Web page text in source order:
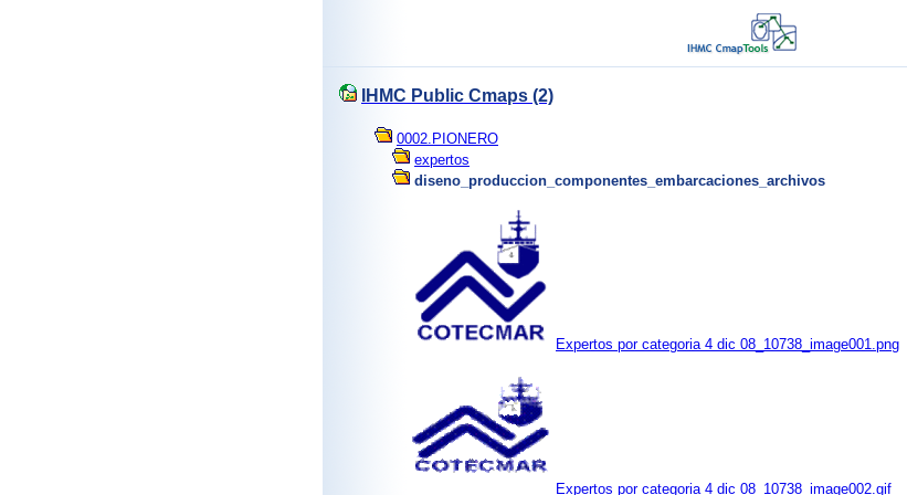
IHMC Public Cmaps (2)
0002.PIONERO
expertos
diseno_produccion_componentes_embarcaciones_archivos
Expertos por categoria 4 dic 08_10738_image001.png
Expertos por categoria 4 dic 08_10738_image002.gif